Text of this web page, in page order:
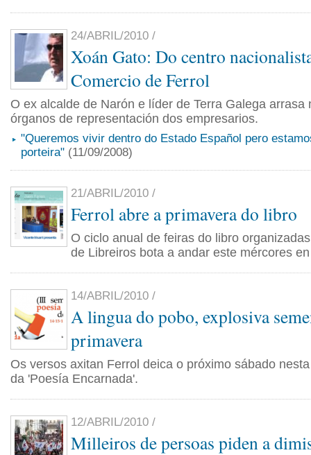
24/ABRIL/2010 /
Xoán Gato: Do centro
Comercio de Ferrol
O ex alcalde de Narón e líder de Terra Galega arrasa
órganos de representación dos empresarios.
"Queremos vivir dentro do Estado Español pero
porteira" (11/09/2008)
21/ABRIL/2010 /
Ferrol abre a primavera do libro
O ciclo anual de feiras do libro
de Libreiros bota a andar este mércores
14/ABRIL/2010 /
A lingua do pobo, explosiva
primavera
Os versos axitan Ferrol deica o próximo sábado
da 'Poesía Encarnada'.
12/ABRIL/2010 /
Milleiros de persoas piden a